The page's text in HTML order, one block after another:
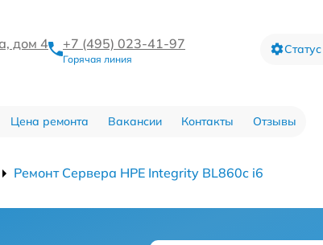
дом 4 +7 (495) 023-41-97
Горячая линия
Цена ремонта Вакансии Контакты Отзывы
Ремонт Сервера HPE Integrity BL860c i6